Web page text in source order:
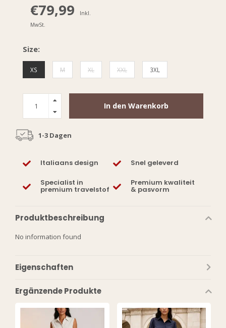
€79,99
Inkl.
MwSt.
Size:
XS M XL XXL 3XL
In den Warenkorb
1-3 Dagen
Italiaans design Snel geleverd
Specialist in
premium travelstof
Premium kwaliteit
& pasvorm
Produktbeschreibung
No information found
Eigenschaften
Ergänzende Produkte